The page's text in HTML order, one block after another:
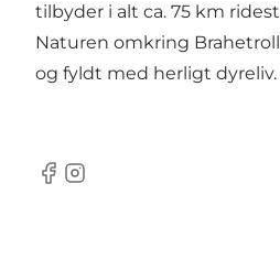
tilbyder i alt ca. 75 km
Naturen omkring
og fyldt med herligt
Facebook
Instagram